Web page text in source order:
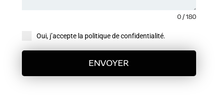
0 / 180
Oui, j’accepte la politique de confidentialité.
ENVOYER